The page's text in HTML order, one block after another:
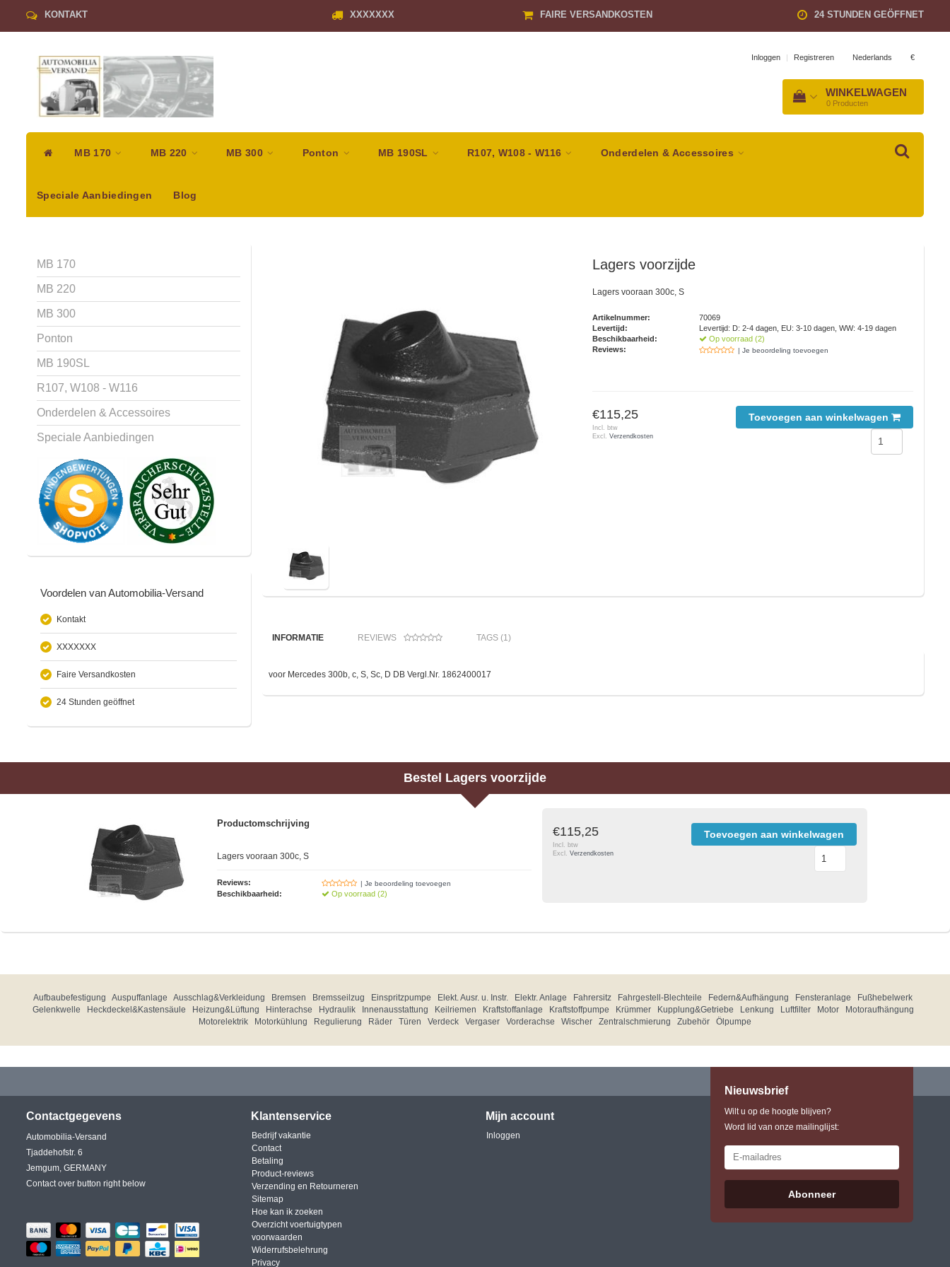
KONTAKT XXXXXXX FAIRE VERSANDKOSTEN 24 STUNDEN GEÖFFNET
Inloggen | Registreren Nederlands €
WINKELWAGEN
0 Producten
MB 170 MB 220 MB 300 Ponton MB 190SL R107, W108 - W116 Onderdelen & Accessoires
Speciale Aanbiedingen Blog
MB 170
MB 220
MB 300
Ponton
MB 190SL
R107, W108 - W116
Onderdelen & Accessoires
Speciale Aanbiedingen
Voordelen van Automobilia-Versand
Kontakt
XXXXXXX
Faire Versandkosten
24 Stunden geöffnet
Lagers voorzijde
Lagers vooraan 300c, S
Artikelnummer:
70069
Levertijd:
Levertijd: D: 2-4 dagen, EU: 3-10 dagen, WW: 4-19 dagen
Beschikbaarheid:
Op voorraad (2)
Reviews:
| Je beoordeling toevoegen
€115,25
Incl. btw
Excl.Verzendkosten
Toevoegen aan winkelwagen
INFORMATIE REVIEWS TAGS (1)
voor Mercedes 300b, c, S, Sc, D DB Vergl.Nr. 1862400017
Bestel Lagers voorzijde
Productomschrijving
Lagers vooraan 300c, S
Reviews: | Je beoordeling toevoegen
Beschikbaarheid: Op voorraad (2)
€115,25
Incl. btw
Excl. Verzendkosten
Toevoegen aan winkelwagen
Aufbaubefestigung Auspuffanlage Ausschlag&Verkleidung Bremsen Bremsseilzug Einspritzpumpe Elekt. Ausr. u. Instr. Elektr. Anlage Fahrersitz Fahrgestell-Blechteile Federn&Aufhängung Fensteranlage
Fußhebelwerk
Gelenkwelle
Heckdeckel&Kastensäule Heizung&Lüftung Hinterachse Hydraulik Innenausstattung Keilriemen Kraftstoffanlage Kraftstoffpumpe Krümmer Kupplung&Getriebe Lenkung Luftfilter Motor
Motoraufhängung
Motorelektrik
Motorkühlung Regulierung Räder Türen Verdeck Vergaser Vorderachse Wischer Zentralschmierung Zubehör Ölpumpe
Contactgegevens
Automobilia-Versand
Tjaddehofstr. 6
Jemgum, GERMANY
Contact over button right below
Klantenservice
Bedrijf vakantie
Contact
Betaling
Product-reviews
Verzending en Retourneren
Sitemap
Hoe kan ik zoeken
Overzicht voertuigtypen
voorwaarden
Widerrufsbelehrung
Privacy
Mijn account
Inloggen
Nieuwsbrief
Wilt u op de hoogte blijven?
Word lid van onze mailinglijst:
Abonneer